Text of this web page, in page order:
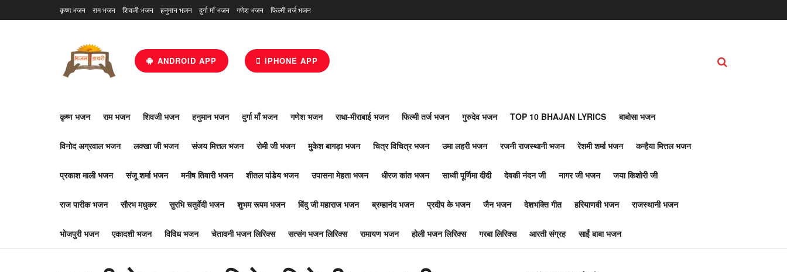
कृष्ण भजन राम भजन शिवजी भजन हनुमान भजन दुर्गा माँ भजन गणेश भजन फिल्मी तर्ज भजन
ANDROID APP IPHONE APP
कृष्ण भजन राम भजन शिवजी भजन हनुमान भजन दुर्गा माँ भजन गणेश भजन राधा-मीराबाई भजन फिल्मी तर्ज भजन गुरुदेव भजन TOP 10 BHAJAN LYRICS बाबोसा भजन
विनोद अग्रवाल भजन लक्खा जी भजन संजय मित्तल भजन रोमी जी भजन मुकेश बागड़ा भजन चित्र विचित्र भजन उमा लहरी भजन रजनी राजस्थानी भजन रेशमी शर्मा भजन कन्हैया मित्तल भजन
प्रकाश माली भजन संजू शर्मा भजन मनीष तिवारी भजन शीतल पांडेय भजन उपासना मेहता भजन धीरज कांत भजन साध्वी पूर्णिमा दीदी देवकी नंदन जी नागर जी भजन जया किशोरी जी
राज पारीक भजन सौरभ मधुकर सुरभि चतुर्वेदी भजन शुभम रूपम भजन बिंदु जी महाराज भजन ब्रम्हानंद भजन प्रदीप के भजन जैन भजन देशभक्ति गीत हरियाणवी भजन राजस्थानी भजन
भोजपुरी भजन एकादशी भजन विविध भजन चेतावनी भजन लिरिक्स सत्संग भजन लिरिक्स रामायण भजन होली भजन लिरिक्स गरबा लिरिक्स आरती संग्रह साईं बाबा भजन